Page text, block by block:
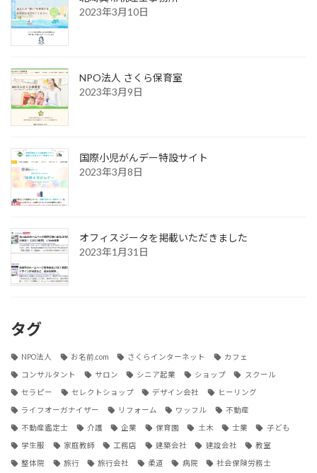
2023年3月10日
NPO法人 さくら保育室
2023年3月9日
国際小児がんデー特設サイト
2023年3月8日
オフィスジータを掲載いただきました
2023年1月31日
タグ
NPO法人 お名前.com さくらインターネット カフェ
コンサルタント サロン シニア起業 ショップ スクール
セラピー セレクトショップ デザイン会社 ヒーリング
ライフオーガナイザー リフォーム ワッフル 不動産
不動産鑑定士 介護 企業 保育園 土木 士業 子ども
学生服 家庭教師 工務店 建築会社 建設会社 教室
整体院 旅行 旅行会社 柔道 病院 社会保険労務士